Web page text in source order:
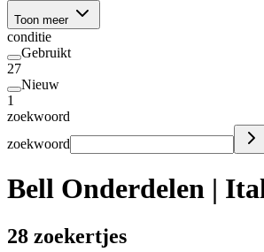
Toon meer
conditie
Gebruikt
27
Nieuw
1
zoekwoord
zoekwoord
Bell Onderdelen |
28 zoekertjes